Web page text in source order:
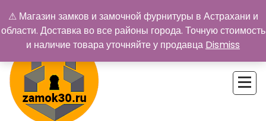
содержимому
⚠ Магазин замков и замочной фурнитуры в Астрахани и
области. Доставка во все районы города. Точную стоимость
и наличие товара уточняйте у продавца Dismiss